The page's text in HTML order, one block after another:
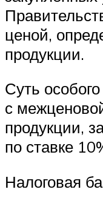
ценой,
продукции.
Суть
с
продукции,
по ставке
Налоговая